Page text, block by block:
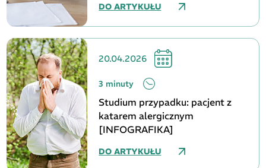
DO ARTYKUŁU
20.04.2026
3 minuty
Studium przypadku: pacjent z
katarem alergicznym
[INFOGRAFIKA]
DO ARTYKUŁU